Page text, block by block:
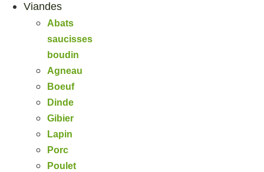
Viandes
Abats
saucisses
boudin
Agneau
Boeuf
Dinde
Gibier
Lapin
Porc
Poulet